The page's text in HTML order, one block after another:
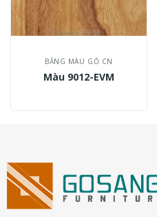
BẢNG MÀU GỖ CN
Màu 9012-EVM